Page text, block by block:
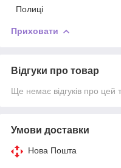
Полиці
Приховати
Відгуки про товар
Ще немає відгуків про цей
Умови доставки
Нова Пошта